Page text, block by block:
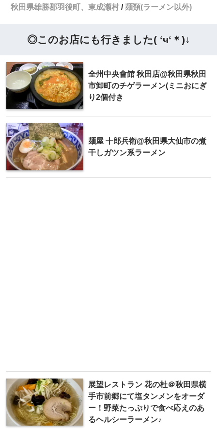
秋田県雄勝郡羽後町、東成瀬村
麺類(ラーメン以外)
◎このお店にも行きました( ‘ч‘＊)↓
全州中央會館 秋田店@秋田県秋田
市卸町のチゲラーメン(ミニおにぎ
り2個付き
麺屋 十郎兵衛@秋田県大仙市の煮
干しガツン系ラーメン
展望レストラン 花の杜＠秋田県横
手市前郷にて塩タンメンをオーダ
ー！野菜たっぷりで食べ応えのあ
るヘルシーラーメン♪